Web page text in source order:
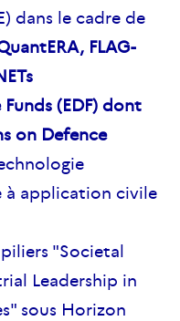
dans le cadre de
FLAG-
(EDF) dont
on Defence
application civile
"Societal
Leadership in
sous Horizon